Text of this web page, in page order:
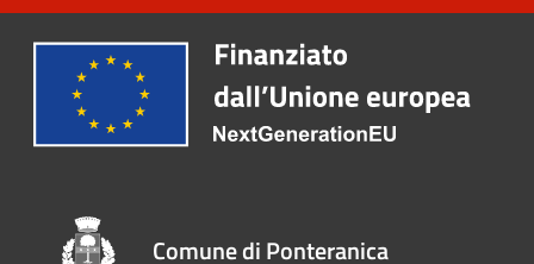
Comune di Ponteranica